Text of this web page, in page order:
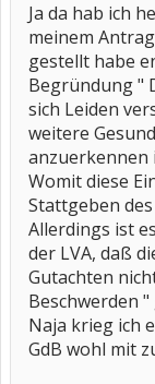
Ja da hab ich
meinem
gestellt habe
Begründung "
sich Leiden
weitere
anzuerkennen
Womit diese
Stattgeben
Allerdings ist
der LVA, daß
Gutachten
Beschwerden
Naja krieg ich
GdB wohl mit